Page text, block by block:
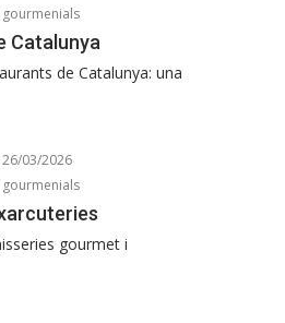
gourmenials
Catalunya
de Catalunya: una
26/03/2026
gourmenials
gourmet i